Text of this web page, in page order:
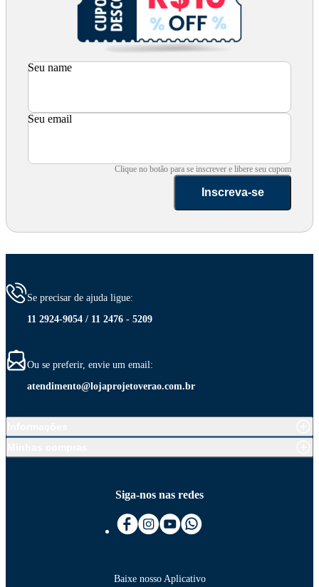
Seu name
Seu email
Clique no botão para se inscrever e libere seu cupom
Inscreva-se
Se precisar de ajuda ligue:
11 2924-9054 / 11 2476 - 5209
Ou se preferir, envie um email:
atendimento@lojaprojetoverao.com.br
Siga-nos nas redes
Baixe nosso Aplicativo